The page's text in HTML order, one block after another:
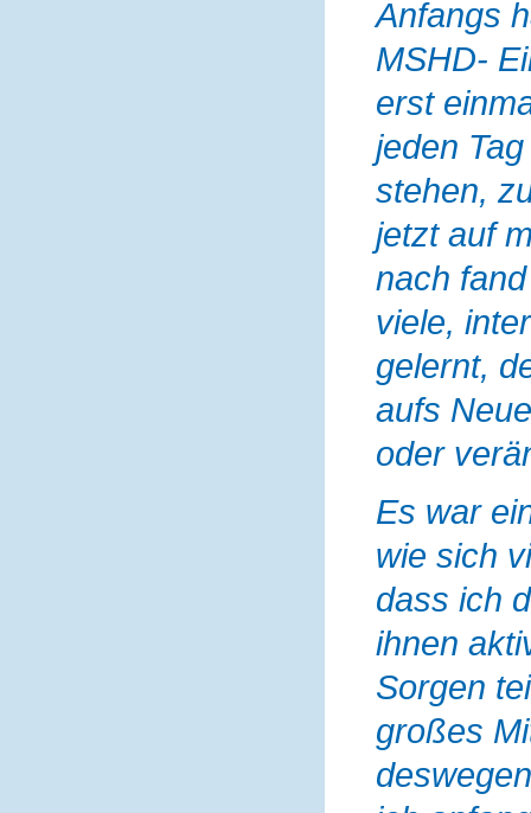
Anfangs
MSHD-
erst
jeden
stehen,
jetzt auf
nach
viele,
gelernt,
aufs
oder
Es war
wie sich
dass ich
ihnen
Sorgen
großes